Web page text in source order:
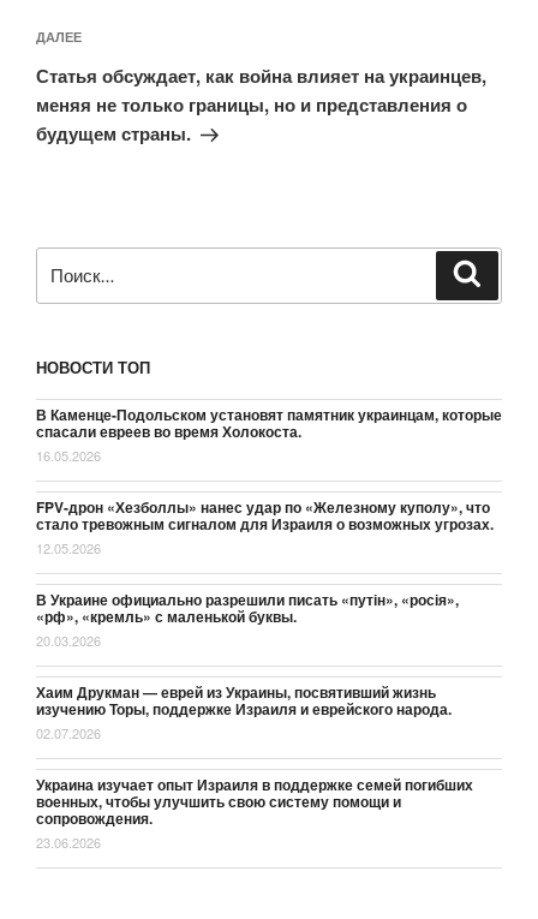
Следующая
запись
ДАЛЕЕ
Статья обсуждает, как война влияет на украинцев,
меняя не только границы, но и представления о
будущем страны.
НОВОСТИ ТОП
В Каменце-Подольском установят памятник украинцам, которые
спасали евреев во время Холокоста.
16.05.2026
FPV-дрон «Хезболлы» нанес удар по «Железному куполу», что
стало тревожным сигналом для Израиля о возможных угрозах.
12.05.2026
В Украине официально разрешили писать «путін», «росія»,
«рф», «кремль» с маленькой буквы.
20.03.2026
Хаим Друкман — еврей из Украины, посвятивший жизнь
изучению Торы, поддержке Израиля и еврейского народа.
02.07.2026
Украина изучает опыт Израиля в поддержке семей погибших
военных, чтобы улучшить свою систему помощи и
сопровождения.
23.06.2026